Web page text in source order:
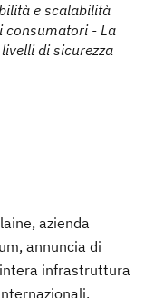
e scalabilità
consumatori - La
di sicurezza
azienda
annuncia di
infrastruttura